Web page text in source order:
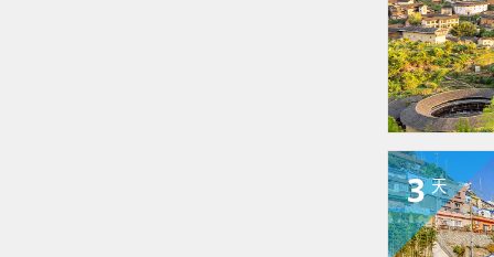
3 天